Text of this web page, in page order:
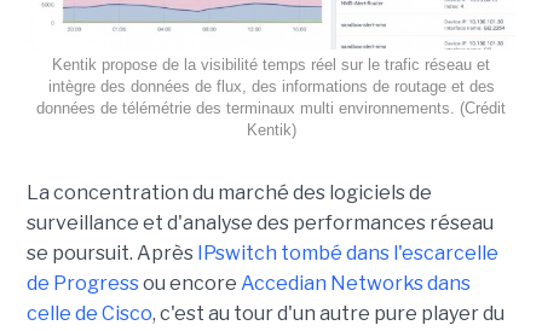
Kentik propose de la visibilité temps réel sur le trafic réseau et
intègre des données de flux, des informations de routage et des
données de télémétrie des terminaux multi environnements. (Crédit
Kentik)
La concentration du marché des logiciels de
surveillance et d'analyse des performances réseau
se poursuit. Après IPswitch tombé dans l'escarcelle
de Progressou encore Accedian Networks dans
celle de Cisco, c'est au tour d'un autre pure player du